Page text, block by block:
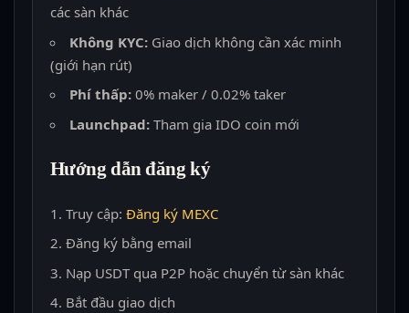
các sàn khác
Không KYC:Giao dịch không cần xác minh
(giới hạn rút)
Phí thấp:0% maker / 0.02% taker
Launchpad:Tham gia IDO coin mới
Hướng dẫn đăng ký
Truy cập: Đăng ký MEXC
Đăng ký bằng email
Nạp USDT qua P2P hoặc chuyển từ sàn khác
Bắt đầu giao dịch